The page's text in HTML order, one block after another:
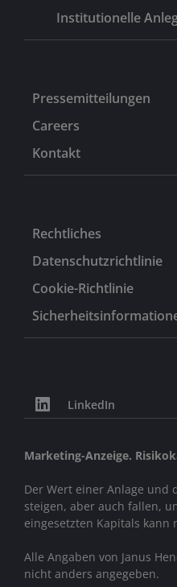
Institutionelle
Pressemitteilungen
Careers
Kontakt
Rechtliches
Datenschutzrichtlinie
Cookie-Richtlinie
LinkedIn
Marketing-Anzeige.
Der Wert einer Anlage und
steigen, aber auch fallen,
eingesetzten Kapitals
Alle Angaben von Janus
nicht anders angegeben.